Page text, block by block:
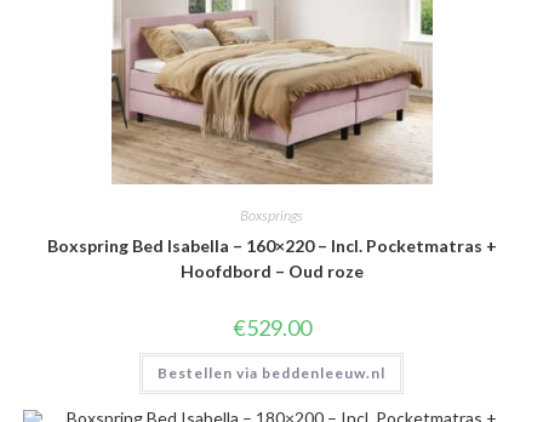
Boxsprings
Boxspring Bed Isabella – 160×220 – Incl. Pocketmatras +
Hoofdbord – Oud roze
€529.00
Bestellen via beddenleeuw.nl